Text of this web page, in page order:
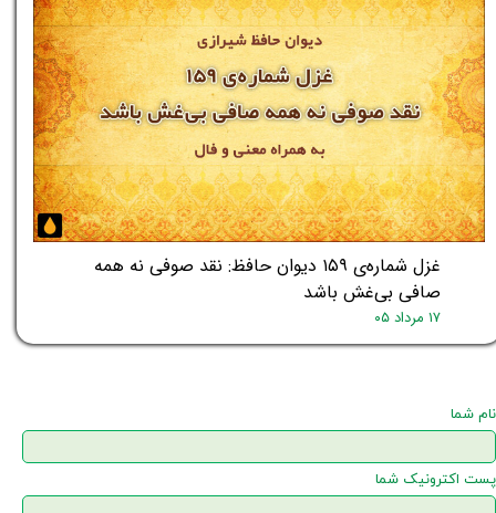
غزل شماره‌ی ۱۵۹ دیوان حافظ: نقد صوفی نه همه
صافی بی‌غش باشد
۱۷ مرداد ۰۵
نام شما
پست اکترونیک شما